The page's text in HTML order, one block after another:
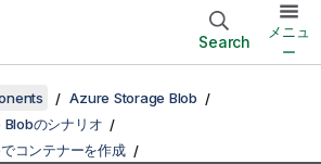
Search
メニュ
ー
Azure Storage Blob
のシナリオ
コンテナーを作成